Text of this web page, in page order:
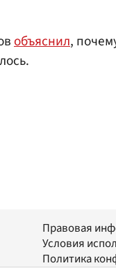
объяснил,
Правовая
Условия
Политика